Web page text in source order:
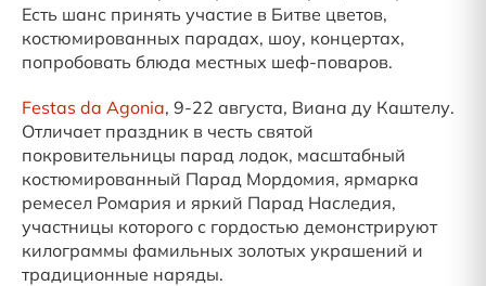
Есть шанс принять участие в Битве цветов,
костюмированных парадах, шоу, концертах,
попробовать блюда местных шеф-поваров.
Festas da Agonia, 9-22 августа, Виана ду Каштелу.
Отличает праздник в честь святой
покровительницы парад лодок, масштабный
костюмированный Парад Мордомия, ярмарка
ремесел Ромария и яркий Парад Наследия,
участницы которого с гордостью демонстрируют
килограммы фамильных золотых украшений и
традиционные наряды.